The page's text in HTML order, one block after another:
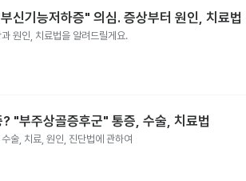
신기능저하증" 의심. 증상부터 원인, 치료법
원인, 치료법을 알려드릴게요.
"부주상골증후군" 통증, 수술, 치료법
술, 치료, 원인, 진단법에 관하여